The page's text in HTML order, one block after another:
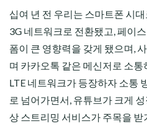
십여 년 전 우리는 스마트폰 시
3G 네트워크로 전환됐고, 페이
폼이 큰 영향력을 갖게 됐으며,
며 카카오톡 같은 메신저로 소통
LTE 네트워크가 등장하자 소통
로 넘어가면서, 유튜브가 크게
상 스트리밍 서비스가 주목을